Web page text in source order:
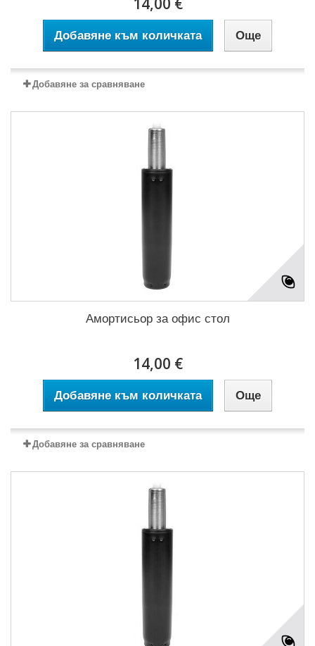
Добавяне към количката Още
Добавяне за сравняване
Амортисьор за офис стол
14,00 €
Добавяне към количката Още
Добавяне за сравняване